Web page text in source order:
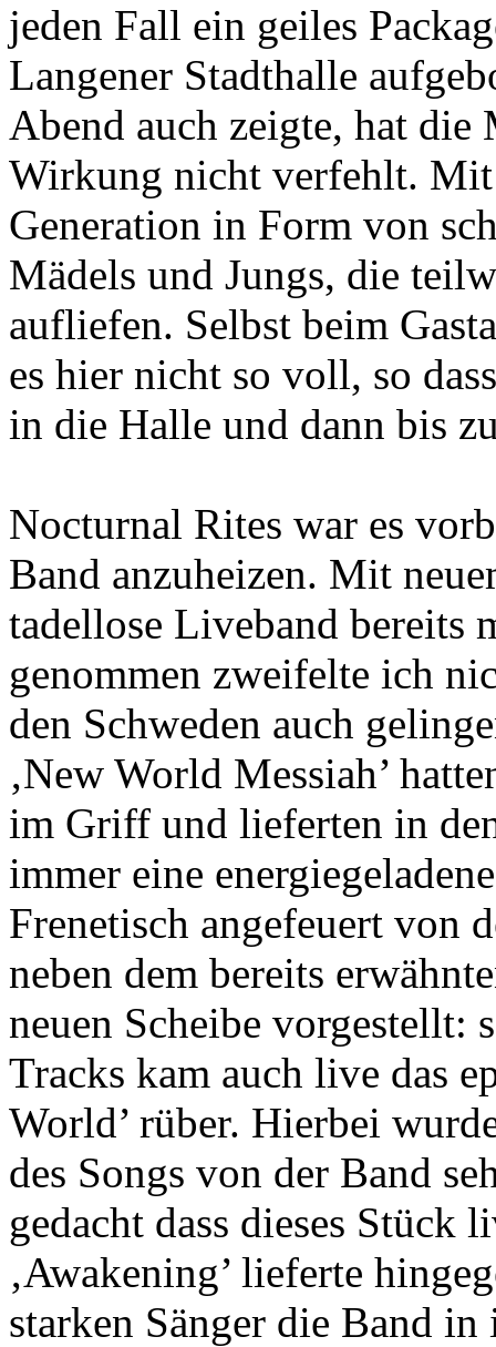
jeden Fall ein geiles
Langener Stadthalle
Abend auch zeigte, hat
Wirkung nicht verfehlt.
Generation in Form von
Mädels und Jungs, die
aufliefen. Selbst beim
es hier nicht so voll, so
in die Halle und dann bis
Nocturnal Rites war es
Band anzuheizen. Mit
tadellose Liveband bereits
genommen zweifelte ich
den Schweden auch
‚New World Messiah’
im Griff und lieferten in
immer eine
Frenetisch angefeuert von
neben dem bereits
neuen Scheibe vorgestellt:
Tracks kam auch live das
World’ rüber. Hierbei
des Songs von der Band
gedacht dass dieses
‚Awakening’ lieferte
starken Sänger die Band